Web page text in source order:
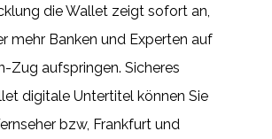
die Wallet zeigt sofort an,
mehr Banken und Experten auf
Zug aufspringen. Sicheres
digitale Untertitel können Sie
bzw, Frankfurt und